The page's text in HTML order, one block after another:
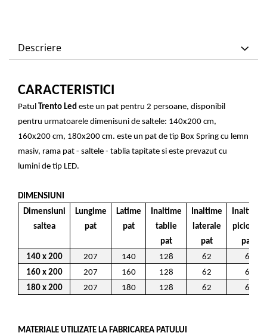
Descriere
CARACTERISTICI
Patul Trento Led este un pat pentru 2 persoane, disponibil
pentru urmatoarele dimenisuni de saltele: 140x200 cm,
160x200 cm, 180x200 cm. este un pat de tip Box Spring cu lemn
masiv, rama pat - saltele - tablia tapitate si este prevazut cu
lumini de tip LED.
DIMENSIUNI
Dimensiuni
saltea
Lungime
pat
Latime
pat
Inaltime
tablie
pat
Inaltime
laterale
pat
Inaltime
picioare
pat
140 x 200
207 140 128 62
6
160 x 200
207 160 128 62
6
180 x 200
207 180 128 62 6
MATERIALE UTILIZATE LA FABRICAREA PATULUI